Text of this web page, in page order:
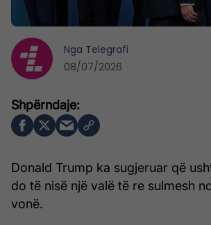
Donald Trump ka sugjeruar që
do të nisë një valë të re sulmesh
vonë.
Nga Telegrafi
08/07/2026